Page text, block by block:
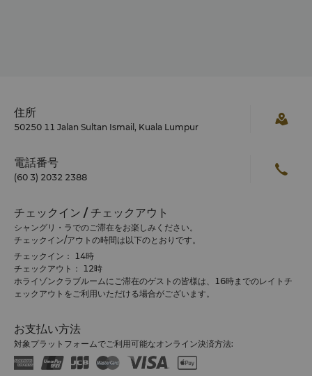
住所
50250 11 Jalan Sultan Ismail, Kuala Lumpur
電話番号
(60 3) 2032 2388
チェックイン / チェックアウト
シャングリ・ラでのご滞在をお楽しみください。
チェックイン/アウトの時間は以下のとおりです。
チェックイン： 14時
チェックアウト： 12時
ホライゾンクラブルームにご滞在のゲストの皆様は、16時までのレイトチ
ェックアウトをご利用いただける場合がございます。
お支払い方法
対象プラットフォームでご利用可能なオンライン決済方法: